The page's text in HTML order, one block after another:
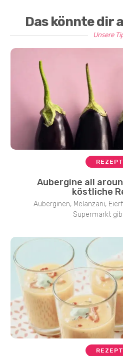
Das könnte dir
Unsere
Aubergine all
köstliche
Auberginen, Melanzani,
Supermarkt